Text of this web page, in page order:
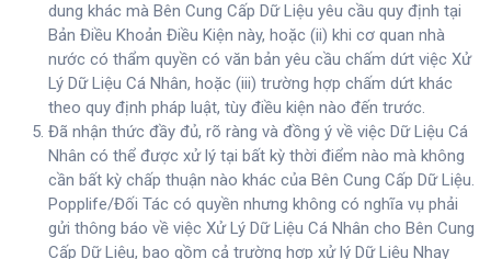
dung khác mà Bên Cung Cấp Dữ Liệu yêu cầu quy định tại
Bản Điều Khoản Điều Kiện này, hoặc (ii) khi cơ quan nhà
nước có thẩm quyền có văn bản yêu cầu chấm dứt việc Xử
Lý Dữ Liệu Cá Nhân, hoặc (iii) trường hợp chấm dứt khác
theo quy định pháp luật, tùy điều kiện nào đến trước.
Đã nhận thức đầy đủ, rõ ràng và đồng ý về việc Dữ Liệu Cá
Nhân có thể được xử lý tại bất kỳ thời điểm nào mà không
cần bất kỳ chấp thuận nào khác của Bên Cung Cấp Dữ Liệu.
Popplife/Đối Tác có quyền nhưng không có nghĩa vụ phải
gửi thông báo về việc Xử Lý Dữ Liệu Cá Nhân cho Bên Cung
Cấp Dữ Liệu, bao gồm cả trường hợp xử lý Dữ Liệu Nhạy